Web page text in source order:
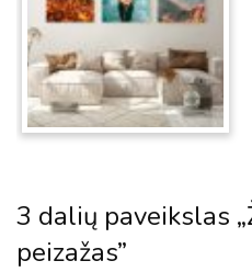
3 dalių paveikslas
peizažas”